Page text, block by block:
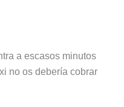
a escasos minutos
no os debería cobrar